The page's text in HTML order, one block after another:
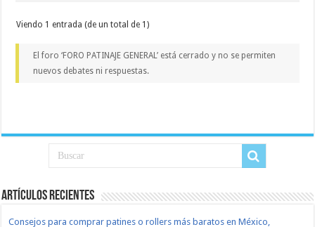
Viendo 1 entrada (de un total de 1)
El foro ‘FORO PATINAJE GENERAL’ está cerrado y no se permiten
nuevos debates ni respuestas.
Artículos recientes
Consejos para comprar patines o rollers más baratos en México,